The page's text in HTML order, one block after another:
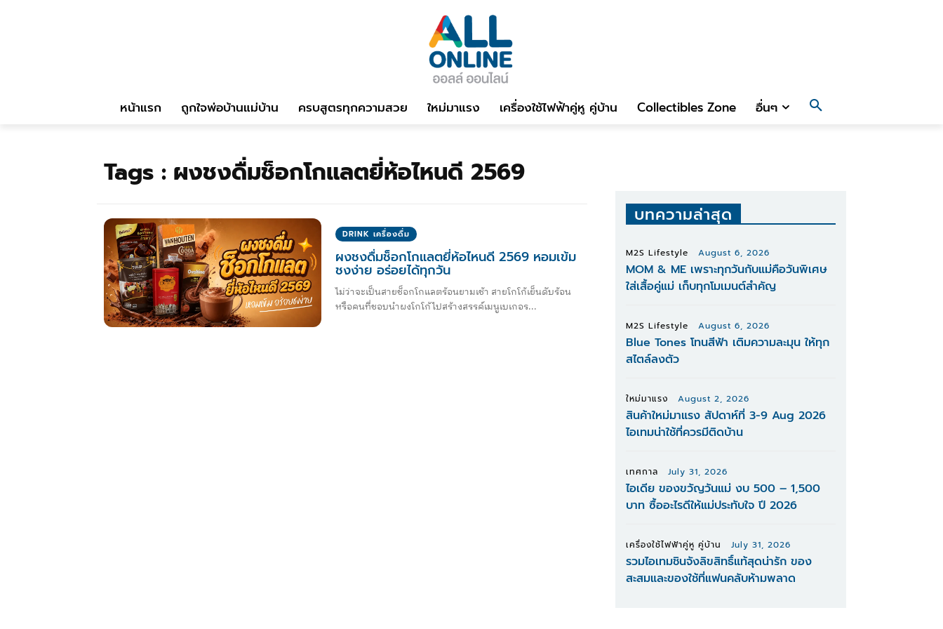
หน้าแรก ถูกใจพ่อบ้านแม่บ้าน ครบสูตรทุกความสวย ใหม่มาแรง เครื่องใช้ไฟฟ้าคู่หู คู่บ้าน Collectibles Zone อื่นๆ
Tags : ผงชงดื่มช็อกโกแลตยี่ห้อไหนดี 2569
DRINK เครื่องดื่ม
ผงชงดื่มช็อกโกแลตยี่ห้อไหนดี 2569 หอมเข้ม
ชงง่าย อร่อยได้ทุกวัน
ไม่ว่าจะเป็นสายช็อกโกแลตร้อนยามเช้า สายโกโก้เย็นดับร้อน
หรือคนที่ชอบนำผงโกโก้ไปสร้างสรรค์เมนูเบเกอร...
บทความล่าสุด
M2S Lifestyle August 6, 2026
MOM & ME เพราะทุกวันกับแม่คือวันพิเศษ
ใส่เสื้อคู่แม่ เก็บทุกโมเมนต์สำคัญ
M2S Lifestyle August 6, 2026
Blue Tones โทนสีฟ้า เติมความละมุน ให้ทุก
สไตล์ลงตัว
ใหม่มาแรง August 2, 2026
สินค้าใหม่มาแรง สัปดาห์ที่ 3-9 Aug 2026
ไอเทมน่าใช้ที่ควรมีติดบ้าน
เทศกาล July 31, 2026
ไอเดีย ของขวัญวันแม่ งบ 500 – 1,500
บาท ซื้ออะไรดีให้แม่ประทับใจ ปี 2026
เครื่องใช้ไฟฟ้าคู่หู คู่บ้าน July 31, 2026
รวมไอเทมชินจังลิขสิทธิ์แท้สุดน่ารัก ของ
สะสมและของใช้ที่แฟนคลับห้ามพลาด